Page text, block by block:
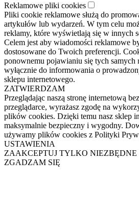
Reklamowe pliki cookies
Pliki cookie reklamowe służą do
artykułów lub wydarzeń. W tym celu
reklamy, które wyświetlają się w innych
Celem jest aby wiadomości reklamowe
dostosowane do Twoich preferencji.
ponownemu pojawianiu się tych samych
wyłącznie do informowania o
sklepu internetowego.
ZATWIERDZAM
Przeglądając naszą stronę internetową
przeglądarce, wyrażasz zgodę na
plików cookies. Dzięki temu nasz sklep
maksymalnie bezpieczny i wygodny.
używamy plików cookies z Polityki
USTAWIENIA
ZAAKCEPTUJ TYLKO NIEZBĘDNE
ZGADZAM SIĘ